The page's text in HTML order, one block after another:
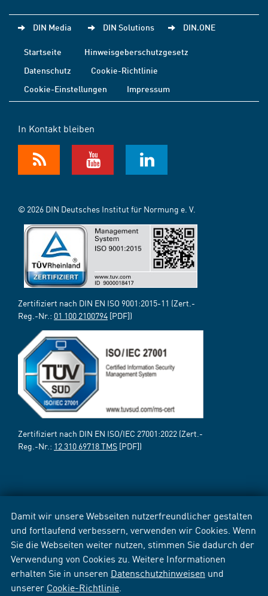
Damit wir unsere Webseiten nutzerfreundlicher gestalten
und fortlaufend verbessern, verwenden wir Cookies. Wenn
Sie die Webseiten weiter nutzen, stimmen Sie dadurch der
Verwendung von Cookies zu. Weitere Informationen
erhalten Sie in unseren Datenschutzhinweisen und
unserer Cookie-Richtlinie
DIN Media DIN Solutions DIN.ONE
Startseite
Hinweisgeberschutzgesetz
Datenschutz
Cookie-Richtlinie
Cookie-Einstellungen
Impressum
In Kontakt bleiben
© 2026 DIN Deutsches Institut für Normung e. V.
Zertifiziert nach DIN EN ISO 9001:2015-11 (Zert.-
Reg.-Nr.: 01 100 2100794 [PDF])
Zertifiziert nach DIN EN ISO/IEC 27001:2022 (Zert.-
Reg.-Nr.: 12 310 69718 TMS [PDF])